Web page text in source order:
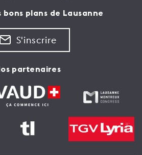
bons plans de Lausanne
S'inscrire
partenaires